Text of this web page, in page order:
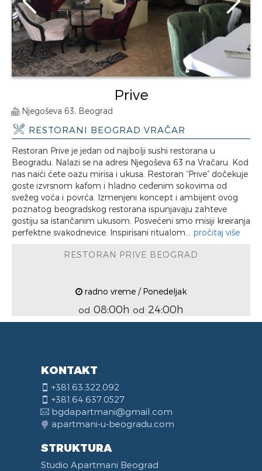
Prive
Njegoševa 63, Beograd
RESTORANI BEOGRAD VRAČAR
Restoran Prive je jedan od najbolji sushi restorana u
Beogradu. Nalazi se na adresi Njegoševa 63 na Vračaru. Kod
nas naići ćete oazu mirisa i ukusa. Restoran “Prive” dočekuje
goste izvrsnom kafom i hladno ceđenim sokovima od
svežeg voća i povrća. Izmenjeni koncept i ambijent ovog
poznatog beogradskog restorana ispunjavaju zahteve
gostiju sa istančanim ukusom. Posvećeni smo misiji kreiranja
perfektne svakodnevice. Inspirisani ritualom... pročitaj više
RESTORAN PRIVE BEOGRAD
radno vreme / Ponedeljak
od 08:00h od 24:00h
KONTAKT
+381.63.322.092
+381.64.637.0527
bgdapartmani@gmail.com
apartmani-u-beogradu.com
STRUKTURA
Studio Apartmani Beograd